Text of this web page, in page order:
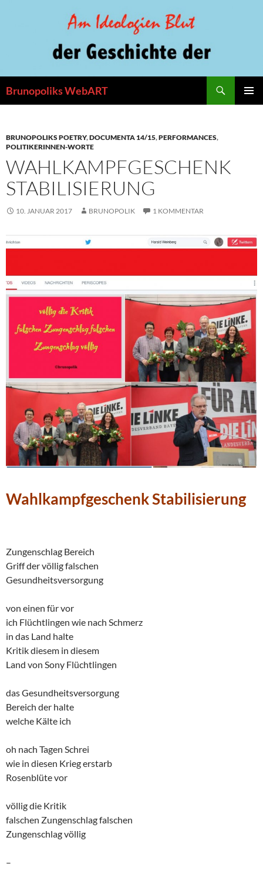
Brunopoliks WebART
BRUNOPOLIKS POETRY,DOCUMENTA 14/15,PERFORMANCES,
POLITIKERINNEN-WORTE
WAHLKAMPFGESCHENK
STABILISIERUNG
10. JANUAR 2017 BRUNOPOLIK 1 KOMMENTAR
Wahlkampfgeschenk Stabilisierung
Zungenschlag Bereich
Griff der völlig falschen
Gesundheitsversorgung
von einen für vor
ich Flüchtlingen wie nach Schmerz
in das Land halte
Kritik diesem in diesem
Land von Sony Flüchtlingen
das Gesundheitsversorgung
Bereich der halte
welche Kälte ich
oh nach Tagen Schrei
wie in diesen Krieg erstarb
Rosenblüte vor
völlig die Kritik
falschen Zungenschlag falschen
Zungenschlag völlig
–